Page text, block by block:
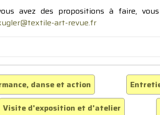
avez des propositions à faire,
art-revue.fr
danse et action
Visite d'exposition et d'atelier